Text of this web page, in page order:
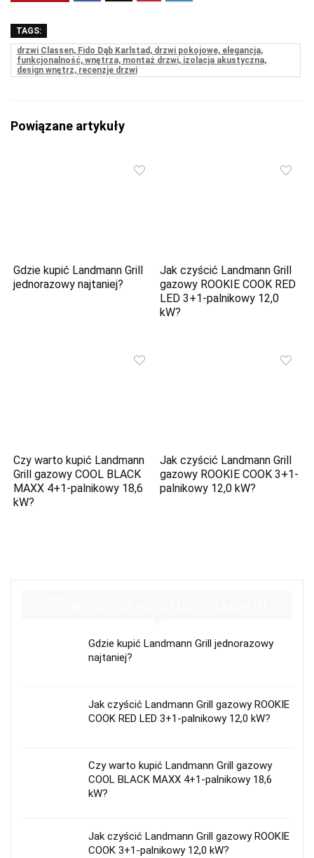
TAGS:
drzwi Classen, Fido Dąb Karlstad, drzwi pokojowe, elegancja,
funkcjonalność, wnętrza, montaż drzwi, izolacja akustyczna,
design wnętrz, recenzje drzwi
Powiązane artykuły
Gdzie kupić Landmann Grill
jednorazowy najtaniej?
Jak czyścić Landmann Grill
gazowy ROOKIE COOK RED
LED 3+1-palnikowy 12,0
kW?
Czy warto kupić Landmann
Grill gazowy COOL BLACK
MAXX 4+1-palnikowy 18,6
kW?
Jak czyścić Landmann Grill
gazowy ROOKIE COOK 3+1-
palnikowy 12,0 kW?
Gdzie kupić Landmann Grill jednorazowy
najtaniej?
Jak czyścić Landmann Grill gazowy ROOKIE
COOK RED LED 3+1-palnikowy 12,0 kW?
Czy warto kupić Landmann Grill gazowy
COOL BLACK MAXX 4+1-palnikowy 18,6
kW?
Jak czyścić Landmann Grill gazowy ROOKIE
COOK 3+1-palnikowy 12,0 kW?